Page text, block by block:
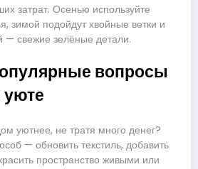
затрат. Осенью используйте
зимой подойдут хвойные ветки и
— свежие зелёные детали.
вопросы
уютнее, не тратя много денег?
— обновить текстиль, добавить
пространство живыми или